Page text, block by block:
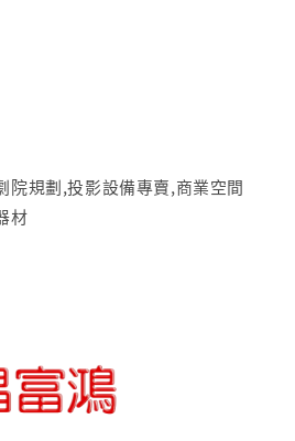
院規劃,投影設備專賣,商業空間
材